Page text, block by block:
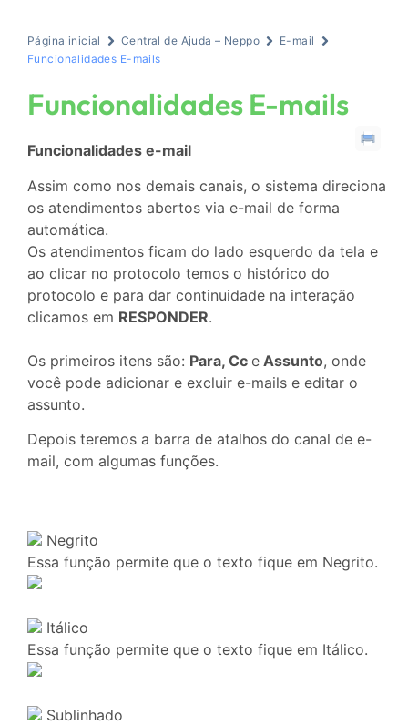
Página inicial Central de Ajuda – Neppo
E-mail
Funcionalidades E-mails
Funcionalidades E-mails
Funcionalidades e-mail
Assim como nos demais canais, o sistema direciona
os atendimentos abertos via e-mail de forma
automática.
Os atendimentos ficam do lado esquerdo da tela e
ao clicar no protocolo temos o histórico do
protocolo e para dar continuidade na interação
clicamos em RESPONDER.
Os primeiros itens são: Para, Cc e Assunto, onde
você pode adicionar e excluir e-mails e editar o
assunto.
Depois teremos a barra de atalhos do canal de e-
mail, com algumas funções.
Negrito
Essa função permite que o texto fique em Negrito.
Itálico
Essa função permite que o texto fique em Itálico.
Sublinhado